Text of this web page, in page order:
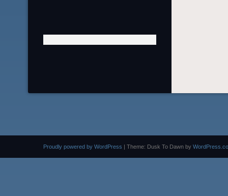
Proudly powered by WordPress | Theme: Dusk To Dawn by